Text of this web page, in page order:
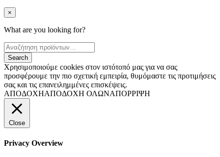
×
What are you looking for?
Χρησιμοποιούμε cookies στον ιστότοπό μας για να σας
προσφέρουμε την πιο σχετική εμπειρία, θυμόμαστε τις προτιμήσεις
σας και τις επανειλημμένες επισκέψεις.
ΑΠΟΔΟΧΗΑΠΟΔΟΧΗ ΟΛΩΝΑΠΟΡΡΙΨΗ
Close
Privacy Overview